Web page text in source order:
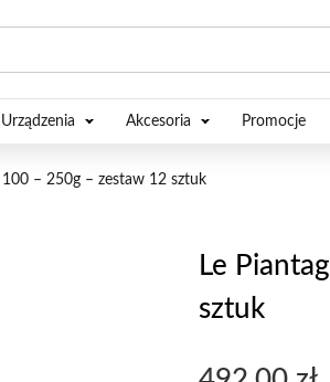
Urządzenia Akcesoria Promocje
100 – 250g – zestaw 12 sztuk
Le
sztuk